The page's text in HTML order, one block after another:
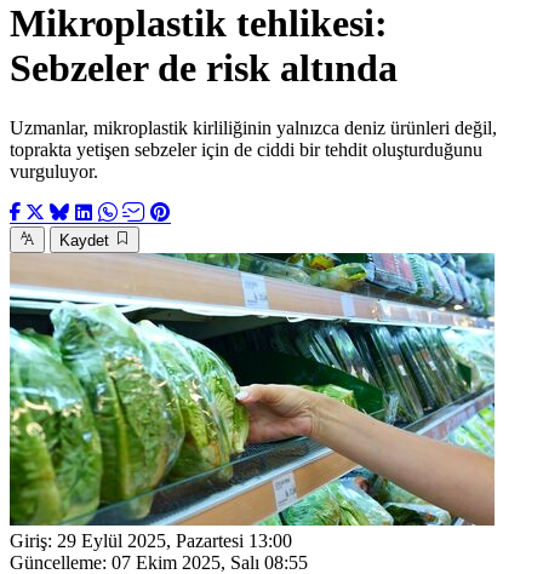
Mikroplastik tehlikesi:
Sebzeler de risk altında
Uzmanlar, mikroplastik kirliliğinin yalnızca deniz ürünleri değil,
toprakta yetişen sebzeler için de ciddi bir tehdit oluşturduğunu
vurguluyor.
Kaydet
Giriş: 29 Eylül 2025, Pazartesi 13:00
Güncelleme: 07 Ekim 2025, Salı 08:55